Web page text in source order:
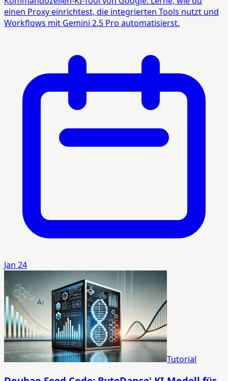
einen Proxy einrichtest, die integrierten Tools nutzt und
Workflows mit Gemini 2.5 Pro automatisierst.
Jan 24
Tutorial